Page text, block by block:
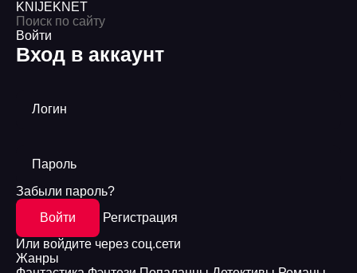
KNIJEKNET
Войти
Вход в аккаунт
Логин
Пароль
Забыли пароль?
Войти
Регистрация
Или войдите через соц.сети
Жанры